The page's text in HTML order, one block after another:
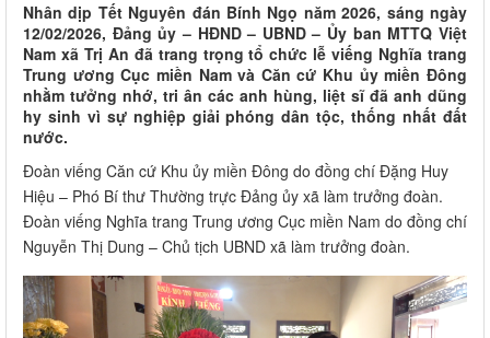
Nhân dịp Tết Nguyên đán Bính Ngọ năm 2026, sáng ngày
12/02/2026, Đảng ủy – HĐND – UBND – Ủy ban MTTQ Việt
Nam xã Trị An đã trang trọng tổ chức lễ viếng Nghĩa trang
Trung ương Cục miền Nam và Căn cứ Khu ủy miền Đông
nhằm tưởng nhớ, tri ân các anh hùng, liệt sĩ đã anh dũng
hy sinh vì sự nghiệp giải phóng dân tộc, thống nhất đất
nước.
Đoàn viếng Căn cứ Khu ủy miền Đông do đồng chí Đặng Huy
Hiệu – Phó Bí thư Thường trực Đảng ủy xã làm trưởng đoàn.
Đoàn viếng Nghĩa trang Trung ương Cục miền Nam do đồng chí
Nguyễn Thị Dung – Chủ tịch UBND xã làm trưởng đoàn.